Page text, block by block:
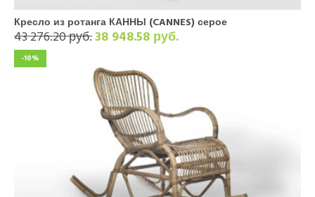
Кресло из ротанга КАННЫ (CANNES) серое
43 276.20 руб.38 948.58 руб.
-10%